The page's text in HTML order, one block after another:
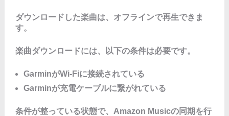
ダウンロードした楽曲は、オフラインで再生できま
す。
楽曲ダウンロードには、以下の条件は必要です。
GarminがWi-Fiに接続されている
Garminが充電ケーブルに繋がれている
条件が整っている状態で、Amazon Musicの同期を行